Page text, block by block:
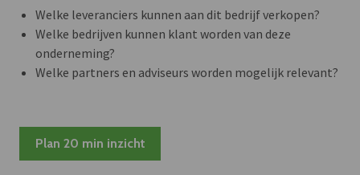
Welke leveranciers kunnen aan dit bedrijf verkopen?
Welke bedrijven kunnen klant worden van deze
onderneming?
Welke partners en adviseurs worden mogelijk relevant?
Plan 20 min inzicht